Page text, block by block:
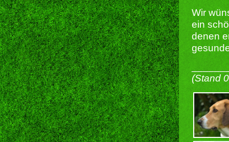
Wir
ein
denen
(Stand